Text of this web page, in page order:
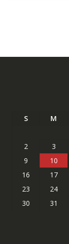
S M
2
3
9
10
16
17
23
24
30
31